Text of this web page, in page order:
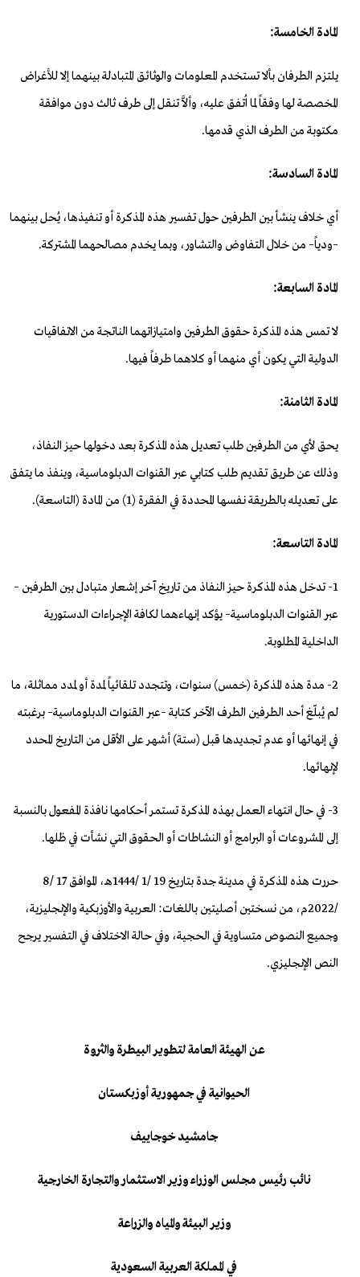
المادة الخامسة:
يلتزم الطرفان بألا تستخدم المعلومات والوثائق المتبادلة بينهما إلا للأغراض
المخصصة لها وفقاً لما اُتفق عليه، وألاَّ تنقل إلى طرف ثالث دون موافقة
مكتوبة من الطرف الذي قدمها.
المادة السادسة:
أي خلاف ينشأ بين الطرفين حول تفسير هذه المذكرة أو تنفيذها، يُحل بينهما
–ودياً– من خلال التفاوض والتشاور، وبما يخدم مصالحهما المشتركة.
المادة السابعة:
لا تمس هذه المذكرة حقوق الطرفين وامتيازاتهما الناتجة من الاتفاقيات
الدولية التي يكون أي منهما أو كلاهما طرفاً فيها.
المادة الثامنة:
يحق لأي من الطرفين طلب تعديل هذه المذكرة بعد دخولها حيز النفاذ،
وذلك عن طريق تقديم طلب كتابي عبر القنوات الدبلوماسية، وينفذ ما يتفق
على تعديله بالطريقة نفسها المحددة في الفقرة (1) من المادة (التاسعة).
المادة التاسعة:
1- تدخل هذه المذكرة حيز النفاذ من تاريخ آخر إشعار متبادل بين الطرفين –
عبر القنوات الدبلوماسية– يؤكد إنهاءهما لكافة الإجراءات الدستورية
الداخلية المطلوبة.
2- مدة هذه المذكرة (خمس) سنوات، وتتجدد تلقائياً لمدة أو لمدد مماثلة، ما
لم يُبلّغ أحد الطرفين الطرف الآخر كتابة –عبر القنوات الدبلوماسية– برغبته
في إنهائها أو عدم تجديدها قبل (ستة) أشهر على الأقل من التاريخ المحدد
لإنهائها.
3- في حال انتهاء العمل بهذه المذكرة تستمر أحكامها نافذة المفعول بالنسبة
إلى المشروعات أو البرامج أو النشاطات أو الحقوق التي نشأت في ظلها.
حررت هذه المذكرة في مدينة جدة بتاريخ 19 /1 /1444هـ، الموافق 17 /8
/2022م، من نسختين أصليتين باللغات: العربية والأوزبكية والإنجليزية،
وجميع النصوص متساوية في الحجية، وفي حالة الاختلاف في التفسير يرجح
النص الإنجليزي.
عن الهيئة العامة لتطوير البيطرة والثروة
الحيوانية في جمهورية أوزبكستان
جامشيد خوجاييف
نائب رئيس مجلس الوزراء وزير الاستثمار والتجارة الخارجية
وزير البيئة والمياه والزراعة
في المملكة العربية السعودية